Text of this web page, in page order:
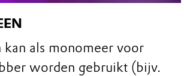
als monomeer voor
worden gebruikt (bijv.